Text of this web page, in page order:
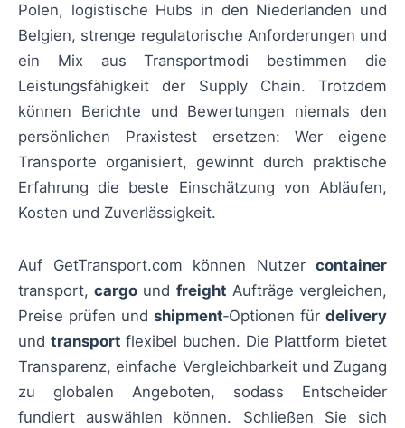
Polen, logistische Hubs in den Niederlanden und
Belgien, strenge regulatorische Anforderungen und
ein Mix aus Transportmodi bestimmen die
Leistungsfähigkeit der Supply Chain. Trotzdem
können Berichte und Bewertungen niemals den
persönlichen Praxistest ersetzen: Wer eigene
Transporte organisiert, gewinnt durch praktische
Erfahrung die beste Einschätzung von Abläufen,
Kosten und Zuverlässigkeit.
Auf GetTransport.com können Nutzer container
transport,cargo und freight Aufträge vergleichen,
Preise prüfen und shipment‑Optionen für delivery
und transport flexibel buchen. Die Plattform bietet
Transparenz, einfache Vergleichbarkeit und Zugang
zu globalen Angeboten, sodass Entscheider
fundiert auswählen können. Schließen Sie sich